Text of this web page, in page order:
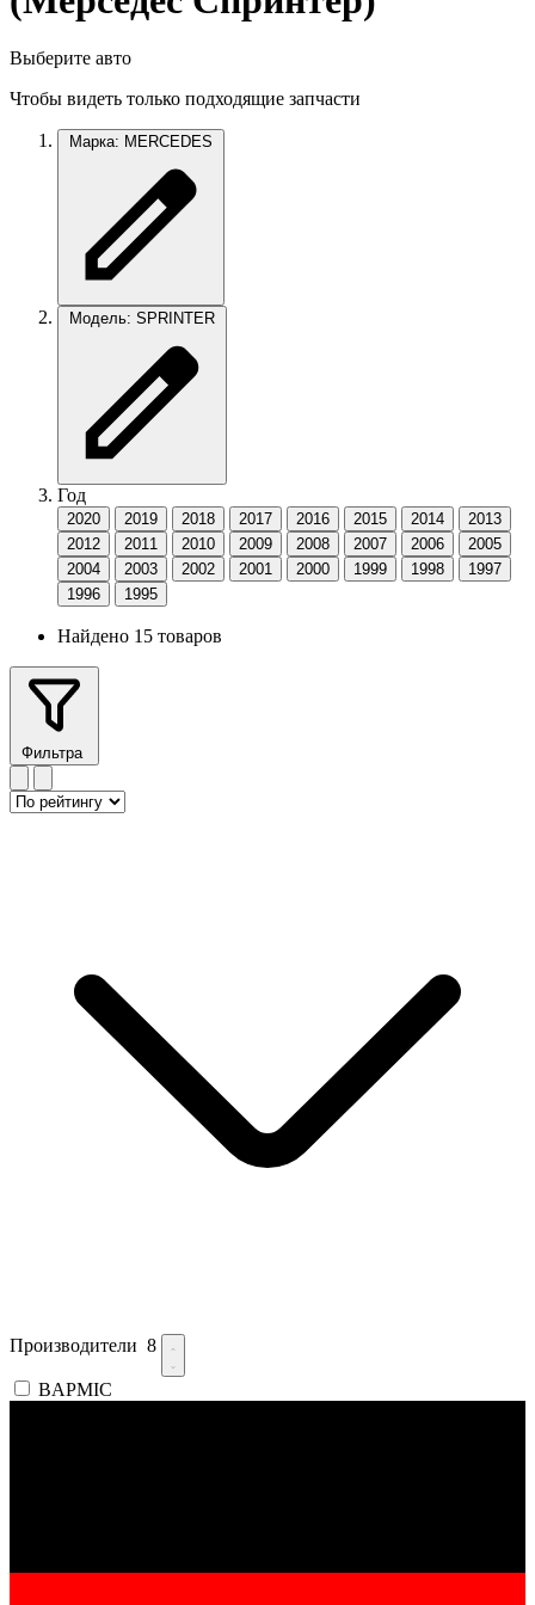
Выберите авто
Чтобы видеть только подходящие запчасти
Марка: MERCEDES
Модель: SPRINTER
Год
2020 2019 2018 2017 2016 2015 2014
2013
2012
2011 2010 2009 2008 2007 2006
2005
2004
2003 2002 2001 2000 1999 1998
1997
1996
1995
Найдено 15 товаров
Фильтра
Производители 8
BAPMIC